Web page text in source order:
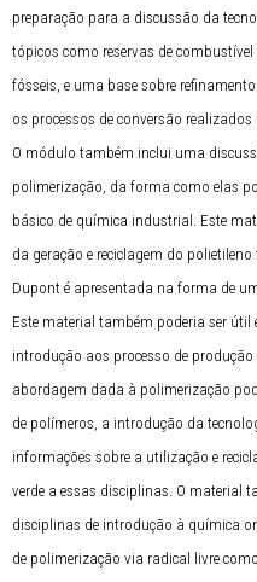
preparação para a discussão da
tópicos como reservas de
fósseis, e uma base sobre
os processos de conversão
O módulo também inclui uma
polimerização, da forma como elas
básico de química industrial. Este
da geração e reciclagem do
Dupont é apresentada na forma de
Este material também poderia ser
introdução aos processo de
abordagem dada à polimerização
de polímeros, a introdução da
informações sobre a utilização e
verde a essas disciplinas. O material
disciplinas de introdução à química
de polimerização via radical livre